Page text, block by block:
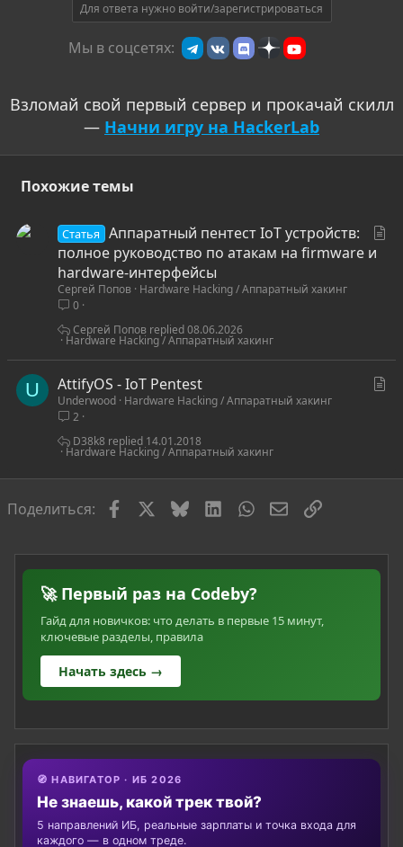
Для ответа нужно войти/зарегистрироваться
Мы в соцсетях:
Взломай свой первый сервер и прокачай скилл
— Начни игру на HackerLab
Похожие темы
Статья
Аппаратный пентест IoT устройств:
полное руководство по атакам на firmware и
hardware-интерфейсы
Сергей Попов Hardware Hacking / Аппаратный хакинг
0
Hardware Hacking / Аппаратный хакинг
08.06.2026
Сергей Попов
U
я
AttifyOS - IoT Pentest
Underwood Hardware Hacking / Аппаратный хакинг
2
Hardware Hacking / Аппаратный хакинг
14.01.2018
D38k8
Поделиться: FacebookBlueskyLinkedInWhatsAppЭлектронная
Ссылка
🚀 Первый раз на Codeby?
Гайд для новичков: что делать в первые 15 минут,
ключевые разделы, правила
Начать здесь →
🧭 НАВИГАТОР · ИБ 2026
Не знаешь, какой трек твой?
5 направлений ИБ, реальные зарплаты и точка входа для
каждого — в одном треде.